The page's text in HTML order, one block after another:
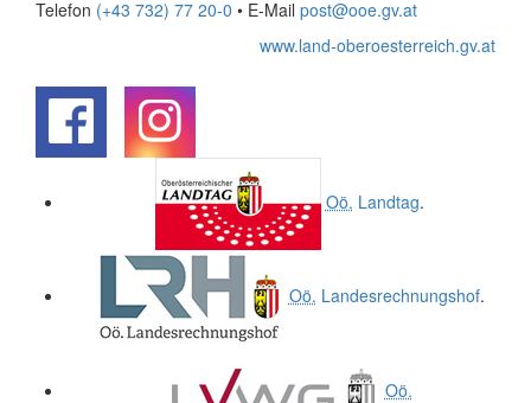
Telefon (+43 732) 77 20-0 • E-Mail post@ooe.gv.at
www.land-oberoesterreich.gv.at
Oö. Landtag.
Oö. Landesrechnungshof.
Oö.